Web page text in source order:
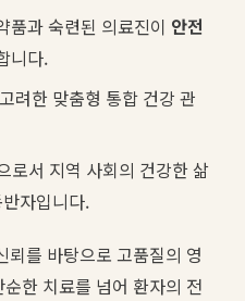
품과 숙련된 의료진이 안전
니다.
려한 맞춤형 통합 건강 관
로서 지역 사회의 건강한 삶
자입니다.
뢰를 바탕으로 고품질의 영
한 치료를 넘어 환자의 전